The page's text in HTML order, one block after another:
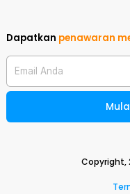
Dapatkan penawaran
Email Anda
Copyright,